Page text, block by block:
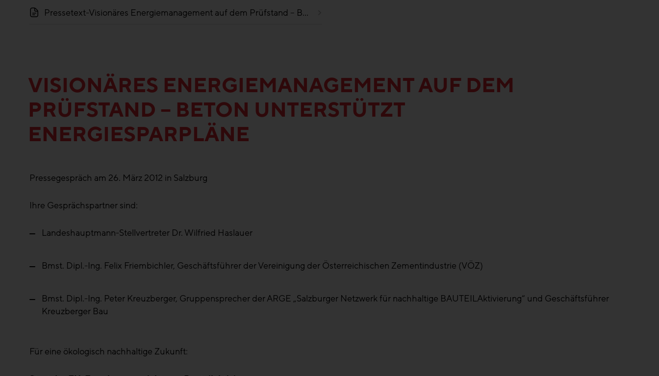
Pressetext-Visionäres Energiemanagement auf dem Prüfstand – Beton unterstützt Energiesparpläne
VISIONÄRES ENERGIEMANAGEMENT AUF DEM
PRÜFSTAND – BETON UNTERSTÜTZT
ENERGIESPARPLÄNE
Pressegespräch am 26. März 2012 in Salzburg
Ihre Gesprächspartner sind:
Landeshauptmann-Stellvertreter Dr. Wilfried Haslauer
Bmst. Dipl.-Ing. Felix Friembichler, Geschäftsführer der Vereinigung der Österreichischen Zementindustrie (VÖZ)
Bmst. Dipl.-Ing. Peter Kreuzberger, Gruppensprecher der ARGE „Salzburger Netzwerk für nachhaltige BAUTEILAktivierung“ und Geschäftsführer
Kreuzberger Bau
Für eine ökologisch nachhaltige Zukunft: